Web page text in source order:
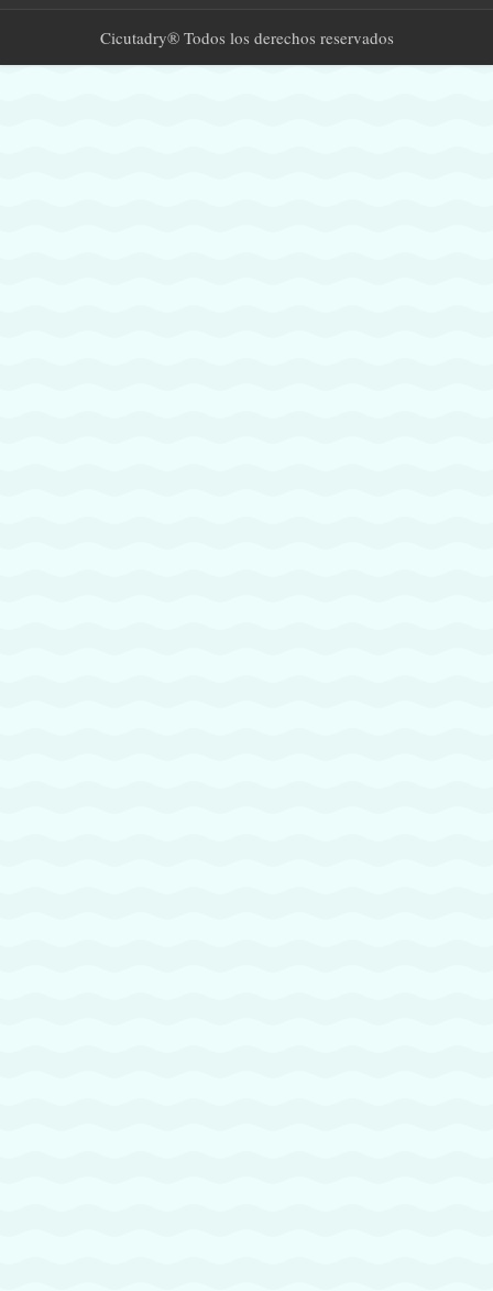
Cicutadry® Todos los derechos reservados